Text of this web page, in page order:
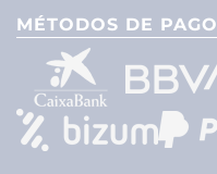
MÉTODOS DE PAGO